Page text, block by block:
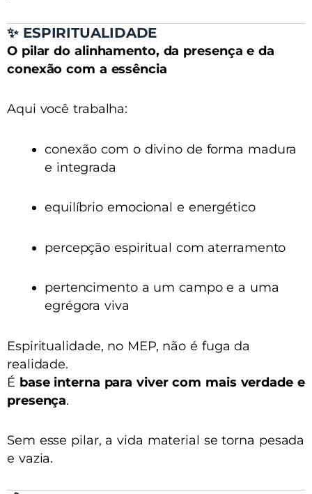
✨ ESPIRITUALIDADE
O pilar do alinhamento, da presença e da
conexão com a essência
Aqui você trabalha:
conexão com o divino de forma madura
e integrada
equilíbrio emocional e energético
percepção espiritual com aterramento
pertencimento a um campo e a uma
egrégora viva
Espiritualidade, no MEP, não é fuga da
realidade.
É base interna para viver com mais verdade e
presença.
Sem esse pilar, a vida material se torna pesada
e vazia.